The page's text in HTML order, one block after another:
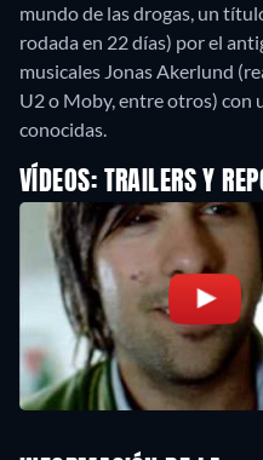
mundo de las drogas, un
rodada en 22 días) por el
musicales Jonas Akerlund
U2 o Moby, entre otros) con
conocidas.
VÍDEOS: TRAILERS Y